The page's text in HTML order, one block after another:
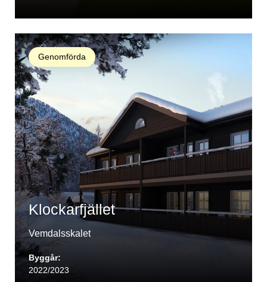
Genomförda
Klockarfjället
Vemdalsskalet
Byggår:
2022/2023